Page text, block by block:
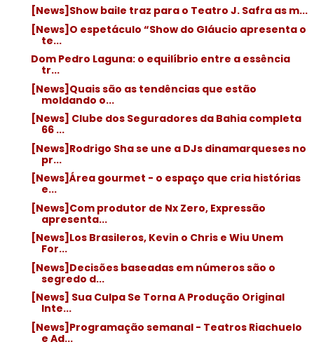
[News]Show baile traz para o Teatro J. Safra as m...
[News]O espetáculo “Show do Gláucio apresenta o
te...
Dom Pedro Laguna: o equilíbrio entre a essência
tr...
[News]Quais são as tendências que estão
moldando o...
[News] Clube dos Seguradores da Bahia completa
66 ...
[News]Rodrigo Sha se une a DJs dinamarqueses no
pr...
[News]Área gourmet - o espaço que cria histórias
e...
[News]Com produtor de Nx Zero, Expressão
apresenta...
[News]Los Brasileros, Kevin o Chris e Wiu Unem
For...
[News]Decisões baseadas em números são o
segredo d...
[News] Sua Culpa Se Torna A Produção Original
Inte...
[News]Programação semanal - Teatros Riachuelo
e Ad...